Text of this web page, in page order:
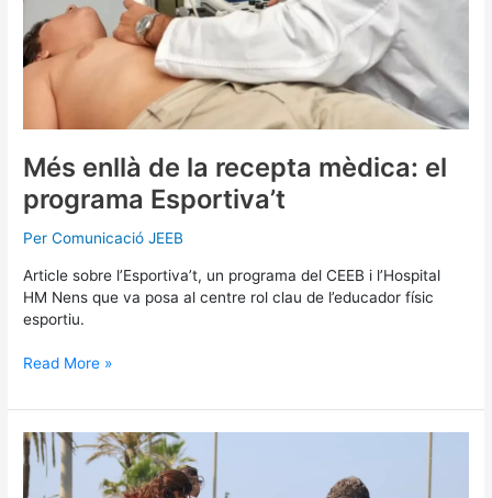
Més enllà de la recepta mèdica: el
programa Esportiva’t
Per Comunicació JEEB
Article sobre l’Esportiva’t, un programa del CEEB i l’Hospital
HM Nens que va posa al centre rol clau de l’educador físic
esportiu.
Read More »
La
Festa
Suma’t